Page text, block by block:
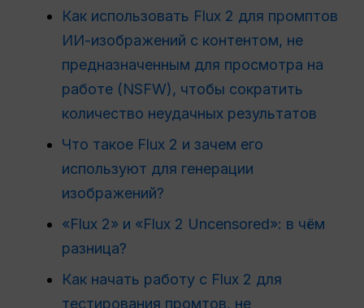
Как использовать Flux 2 для промптов
ИИ-изображений с контентом, не
предназначенным для просмотра на
работе (NSFW), чтобы сократить
количество неудачных результатов
Что такое Flux 2 и зачем его
используют для генерации
изображений?
«Flux 2» и «Flux 2 Uncensored»: в чём
разница?
Как начать работу с Flux 2 для
тестирования промтов, не